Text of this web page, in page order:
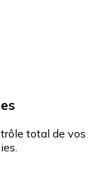
total de vos